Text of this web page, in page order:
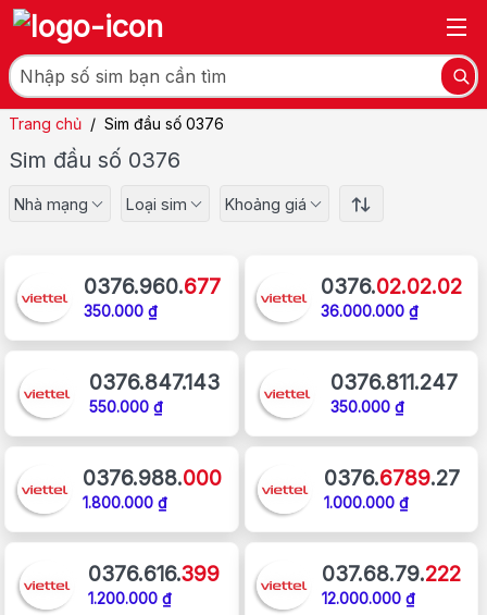
Trang chủ / Sim đầu số 0376
Sim đầu số 0376
Nhà mạng Loại sim Khoảng giá
0376.960.677
350.000 ₫
0376.02.02.02
36.000.000 ₫
0376.847.143
550.000 ₫
0376.811.247
350.000 ₫
0376.988.000
1.800.000 ₫
0376.6789.27
1.000.000 ₫
0376.616.399
1.200.000 ₫
037.68.79.222
12.000.000 ₫